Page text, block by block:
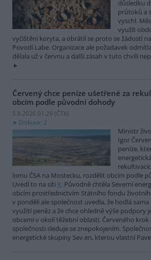
důsledku
průtoků a
vyschl.
využít
vyčištění koryta, a obrátil se proto se žádostí
Povodí Labe. Organizace ale požadavek
dělala už v červnu a další zásah v tuto chvíli
Červený chce peníze ušetřené za
obcím podle původní dohody
5.8.2026 01:29 (ČTK)
Diskuse: 2
Ministr
Igor
peníze,
lomu ČSA na Mostecku, rozdělit obcím podle
Uvedl to na síti X. Původně chtěla Severní
obcím prostřednictvím Státního fondu
v pondělí ale společnost uvedla, že hodlá
využití peněz a že chce ohledně výše podpory
obcemi v okolí těžební oblasti. Červeného
společnosti sleduje se znepokojením.
energetické skupiny Sev.en, kterou vlastní